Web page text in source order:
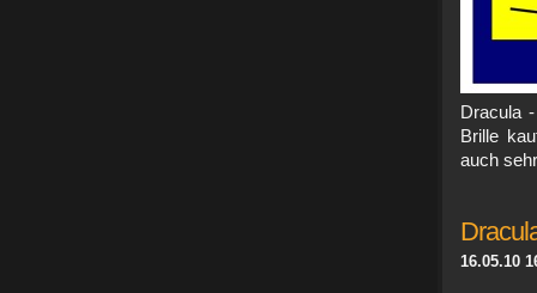
Dracula
Brille
auch
16.05.10